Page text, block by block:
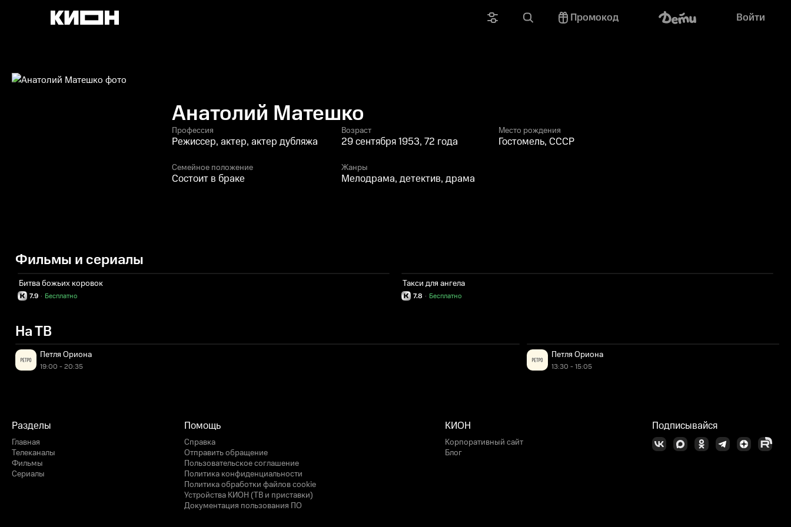
Промокод Войти
Анатолий Матешко
Профессия
Режиссер, актер, актер дубляжа
Возраст
29 сентября 1953, 72 года
Место рождения
Гостомель, СССР
Семейное положение
Состоит в браке
Жанры
Мелодрама, детектив, драма
Фильмы и сериалы
Битва божьих коровок
7.9 Бесплатно
·
Такси для ангела
7.8 Бесплатно
·
На ТВ
Петля Ориона
19:00 - 20:35
Петля Ориона
13:30 - 15:05
Разделы
Главная
Телеканалы
Фильмы
Сериалы
Помощь
Справка
Отправить обращение
Пользовательское соглашение
Политика конфиденциальности
Политика обработки файлов cookie
Устройства КИОН (ТВ и приставки)
Документация пользования ПО
КИОН
Корпоративный сайт
Блог
Подписывайся